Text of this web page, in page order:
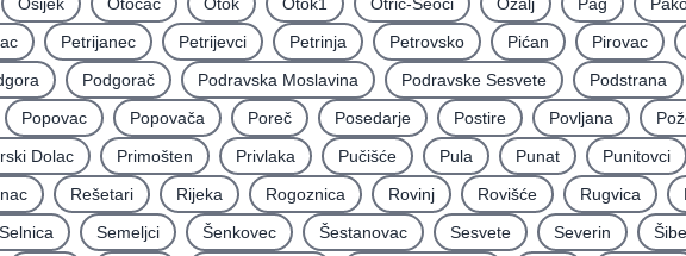
Petrijanec Petrijevci Petrinja Petrovsko Pićan Pirovac
Podgorač Podravska Moslavina Podravske Sesvete Podstrana
Popovac Popovača Poreč Posedarje Postire Povljana
Dolac Primošten Privlaka Pučišće Pula Punat Punitovci
Rešetari Rijeka Rogoznica Rovinj Rovišće Rugvica
Selnica Semeljci Šenkovec Šestanovac Sesvete Severin